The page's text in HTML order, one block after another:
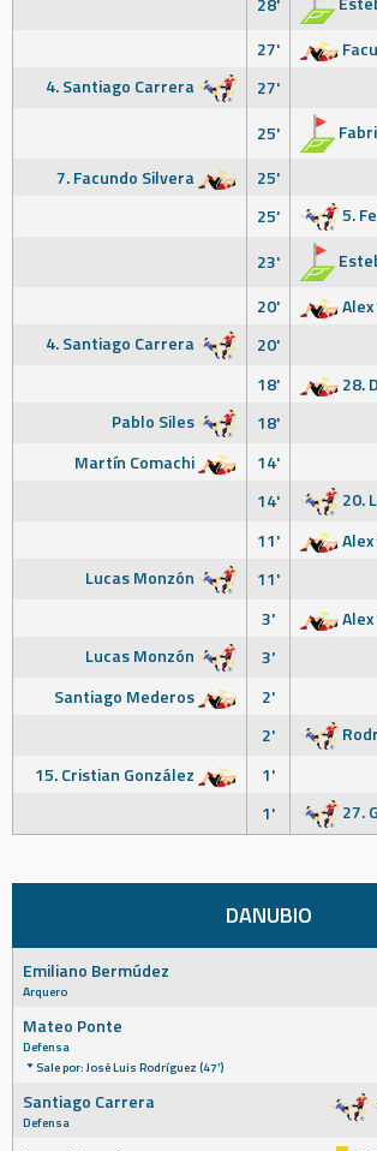
27'
4. Santiago Carrera
27'
25'
7. Facundo Silvera
25'
25'
5.
23'
20'
4. Santiago Carrera
20'
18'
28.
Pablo Siles
18'
Martín Comachi
14'
14'
20.
11'
Lucas Monzón
11'
3'
Lucas Monzón
3'
Santiago Mederos
2'
2'
15. Cristian González
1'
1'
27.
DANUBIO
Emiliano Bermúdez
Arquero
Mateo Ponte
Defensa
Sale por: José Luis Rodríguez (47')
Santiago Carrera
Defensa